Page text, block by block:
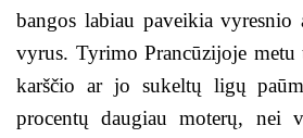
bangos labiau paveikia vyresnio
vyrus. Tyrimo Prancūzijoje metu
karščio ar jo sukeltų ligų
procentų daugiau moterų, nei